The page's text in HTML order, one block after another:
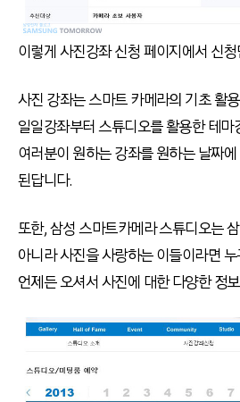
이렇게 사진강좌 신청 페이지에서 신
사진 강좌는 스마트 카메라의 기초 활
일일강좌부터 스튜디오를 활용한 테마
여러분이 원하는 강좌를 원하는 날짜
된답니다.
또한, 삼성 스마트카메라 스튜디오는
아니라 사진을 사랑하는 이들이라면
언제든 오셔서 사진에 대한 다양한 정